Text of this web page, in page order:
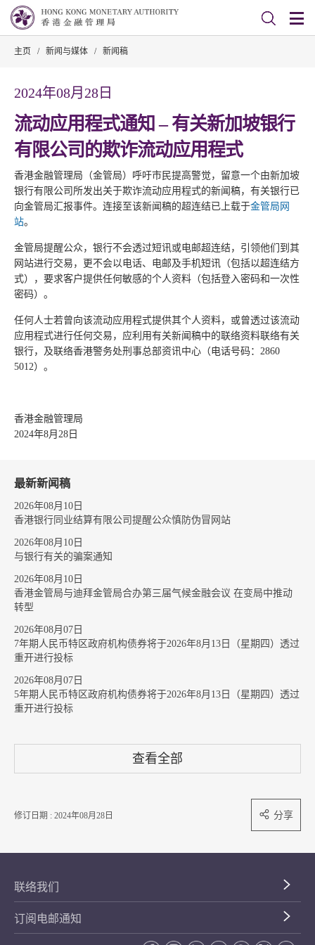
主页 / 新闻与媒体 / 新闻稿
2024年08月28日
流动应用程式通知 – 有关新加坡银行
有限公司的欺诈流动应用程式
香港金融管理局（金管局）呼吁市民提高警觉，留意一个由新加坡
银行有限公司所发出关于欺诈流动应用程式的新闻稿，有关银行已
向金管局汇报事件。连接至该新闻稿的超连结已上载于金管局网
站。
金管局提醒公众，银行不会透过短讯或电邮超连结，引领他们到其
网站进行交易，更不会以电话、电邮及手机短讯（包括以超连结方
式），要求客户提供任何敏感的个人资料（包括登入密码和一次性
密码）。
任何人士若曾向该流动应用程式提供其个人资料，或曾透过该流动
应用程式进行任何交易，应利用有关新闻稿中的联络资料联络有关
银行，及联络香港警务处刑事总部资讯中心（电话号码：2860
5012）。
香港金融管理局
2024年8月28日
最新新闻稿
2026年08月10日
香港银行同业结算有限公司提醒公众慎防伪冒网站
2026年08月10日
与银行有关的骗案通知
2026年08月10日
香港金管局与迪拜金管局合办第三届气候金融会议 在变局中推动
转型
2026年08月07日
7年期人民币特区政府机构债券将于2026年8月13日（星期四）透过
重开进行投标
2026年08月07日
5年期人民币特区政府机构债券将于2026年8月13日（星期四）透过
重开进行投标
查看全部
修订日期 : 2024年08月28日 分享
联络我们
订阅电邮通知